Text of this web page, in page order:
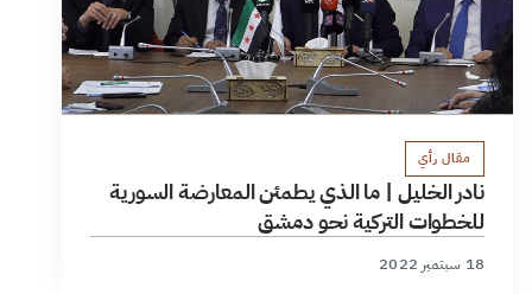
مقال رأي
نادر الخليل | ما الذي يطمئن المعارضة السورية
للخطوات التركية نحو دمشق
18 سبتمبر 2022